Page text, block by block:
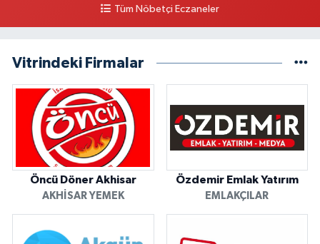
Tüm Nöbetçi Eczaneler
Vitrindeki Firmalar
Öncü Döner Akhisar
AKHISAR YEMEK
Özdemir Emlak Yatırım
EMLAKÇILAR